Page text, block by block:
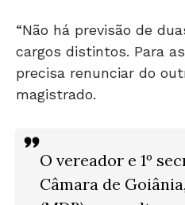
“Não há previsão de
cargos distintos. Para
precisa renunciar do
magistrado.
O vereador e 1º
Câmara de